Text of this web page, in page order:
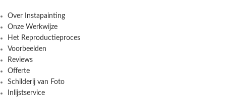
Over Instapainting
Onze Werkwijze
Het Reproductieproces
Voorbeelden
Reviews
Offerte
Schilderij van Foto
Inlijstservice